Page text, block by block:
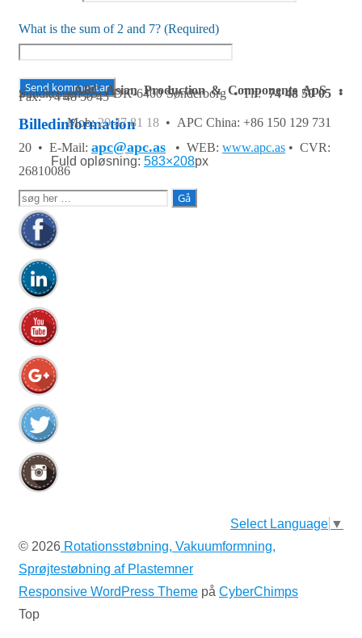
What is the sum of 2 and 7? (Required)
Billedinformation
Fuld opløsning: 583×208px
APC Asian Production & Components ApS•
Sundkrogen 35 • DK-6400 Sønderborg • Tlf:74 48 50 05•
Fax: 74 48 50 45
Mob:20 47 81 18 • APC China: +86 150 129 731
20 • E-Mail: apc@apc.as • WEB: www.apc.as • CVR:
26810086
Søg
efter:
Select Language ▼
© 2026 Rotationsstøbning, Vakuumformning,
Sprøjtestøbning af Plastemner
Responsive WordPress Theme på CyberChimps
Top